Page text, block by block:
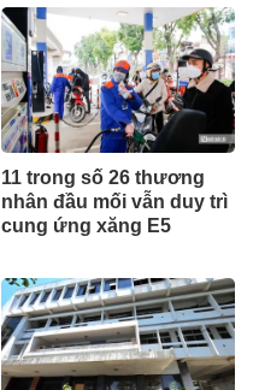
11 trong số 26 thương
nhân đầu mối vẫn duy trì
cung ứng xăng E5